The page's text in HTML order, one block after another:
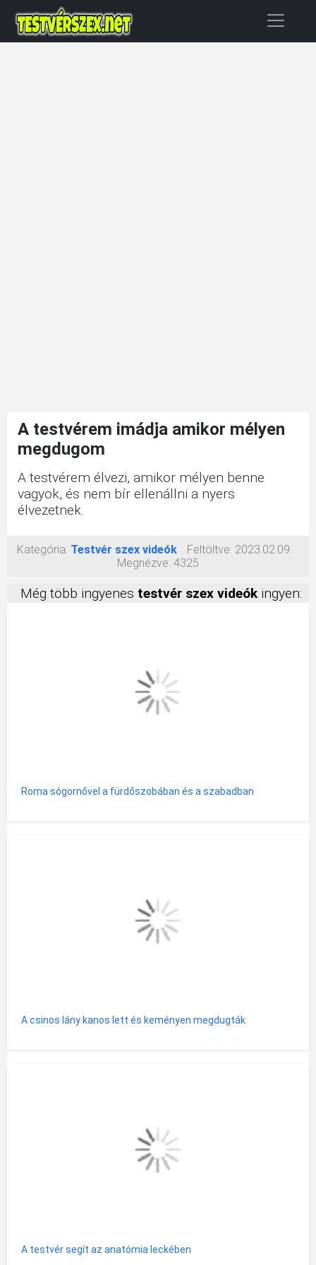
A testvérem imádja amikor mélyen
megdugom
A testvérem élvezi, amikor mélyen benne
vagyok, és nem bír ellenállni a nyers
élvezetnek.
Kategória: Testvér szex videók Feltöltve: 2023.02.09.
Megnézve: 4325
Még több ingyenes testvér szex videókingyen:
Roma sógornővel a fürdőszobában és a szabadban
A csinos lány kanos lett és keményen megdugták
A testvér segít az anatómia leckében